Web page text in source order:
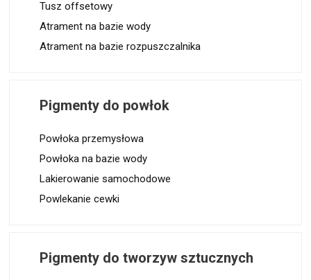
Tusz offsetowy
Atrament na bazie wody
Atrament na bazie rozpuszczalnika
Pigmenty do powłok
Powłoka przemysłowa
Powłoka na bazie wody
Lakierowanie samochodowe
Powlekanie cewki
Pigmenty do tworzyw sztucznych